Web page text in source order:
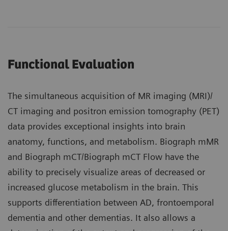
Functional Evaluation
The simultaneous acquisition of MR imaging (MRI)/
CT imaging and positron emission tomography (PET)
data provides exceptional insights into brain
anatomy, functions, and metabolism. Biograph mMR
and Biograph mCT/Biograph mCT Flow have the
ability to precisely visualize areas of decreased or
increased glucose metabolism in the brain. This
supports differentiation between AD, frontoemporal
dementia and other dementias. It also allows a